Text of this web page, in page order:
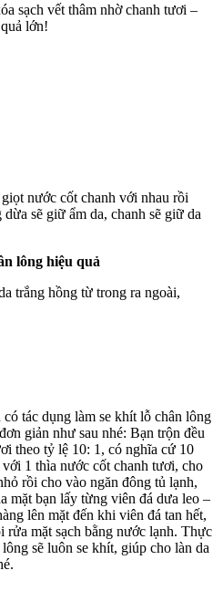
sạch vết thâm nhờ chanh tươi –
lớn!
nước cốt chanh với nhau rồi
sẽ giữ ẩm da, chanh sẽ giữ da
lông hiệu quả
trắng hồng từ trong ra ngoài,
tác dụng làm se khít lỗ chân lông
giản như sau nhé: Bạn trộn đều
theo tỷ lệ 10: 1, có nghĩa cứ 10
1 thìa nước cốt chanh tươi, cho
rồi cho vào ngăn đông tủ lạnh,
mặt bạn lấy từng viên đá dưa leo –
lên mặt đến khi viên đá tan hết,
rửa mặt sạch bằng nước lạnh. Thực
sẽ luôn se khít, giúp cho làn da